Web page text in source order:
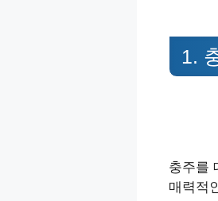
1.
충주를
매력적